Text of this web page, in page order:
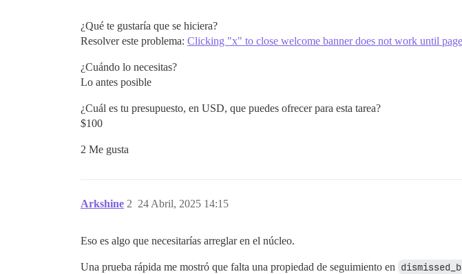
¿Qué te gustaría que se hiciera?
Resolver este problema: Clicking "x" to close welcome banner does not work until
¿Cuándo lo necesitas?
Lo antes posible
¿Cuál es tu presupuesto, en USD, que puedes ofrecer para esta tarea?
$100
2 Me gusta
Arkshine 24 Abril, 2025 14:15
2
Eso es algo que necesitarías arreglar en el núcleo.
Una prueba rápida me mostró que falta una propiedad de seguimiento en